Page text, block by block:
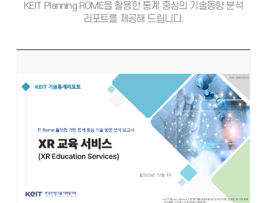
KEIT Planning ROME을 활용한 통계 중심의 기술동향 분석
리포트를 제공해 드립니다.